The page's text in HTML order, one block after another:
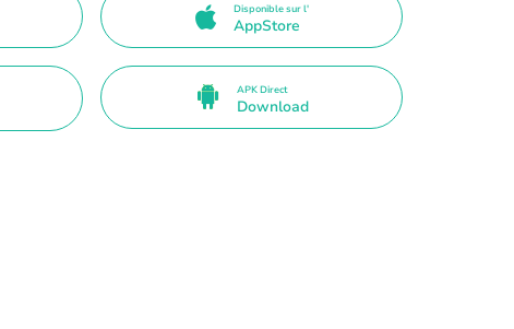
Disponible sur l'
AppStore
APK Direct
Download